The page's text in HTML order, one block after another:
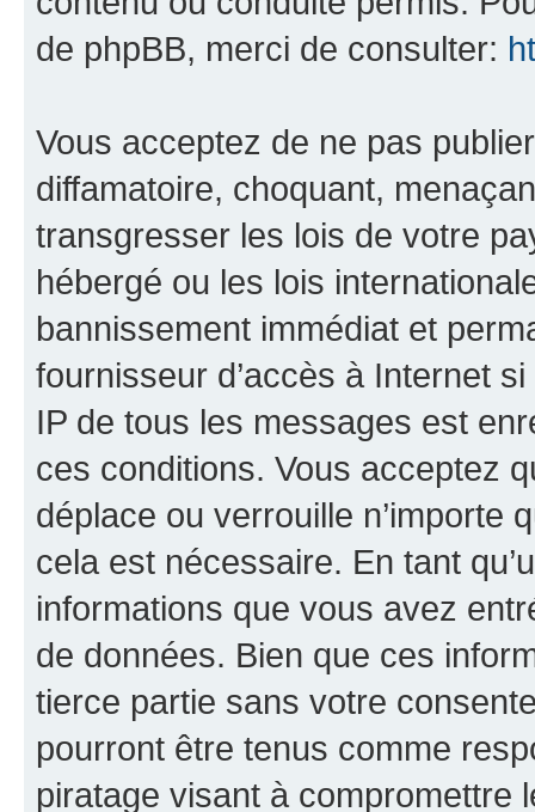
de phpBB, merci de consulter:
Vous acceptez de ne pas
diffamatoire, choquant,
transgresser les lois de votre
hébergé ou les lois
bannissement immédiat et
fournisseur d’accès à Internet
IP de tous les messages est
ces conditions. Vous acceptez
déplace ou verrouille n’importe
cela est nécessaire. En tant
informations que vous avez
de données. Bien que ces
tierce partie sans votre
pourront être tenus comme
piratage visant à compromettre